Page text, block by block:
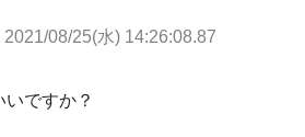
2021/08/25(水) 14:26:08.87
いですか？